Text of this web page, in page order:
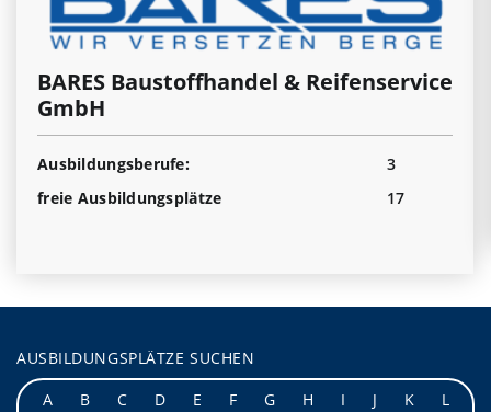
BARES Baustoffhandel & Reifenservice
GmbH
Ausbildungsberufe:
3
freie Ausbildungsplätze
17
AUSBILDUNGSPLÄTZE SUCHEN
A
B C D E F G H I J K
L